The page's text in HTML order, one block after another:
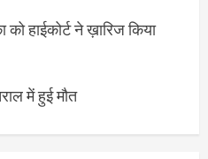
हाईकोर्ट ने ख़ारिज किया
में हुई मौत